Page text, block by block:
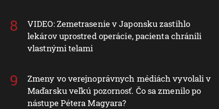
VIDEO: Zemetrasenie v Japonsku zastihlo
lekárov uprostred operácie, pacienta chránili
vlastnými telami
Zmeny vo verejnoprávnych médiách vyvolali v
Maďarsku veľkú pozornosť. Čo sa zmenilo po
nástupe Pétera Magyara?